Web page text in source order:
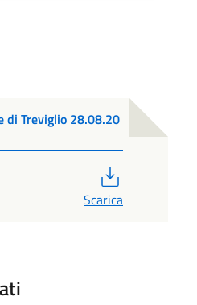
di Treviglio 28.08.20
Scarica